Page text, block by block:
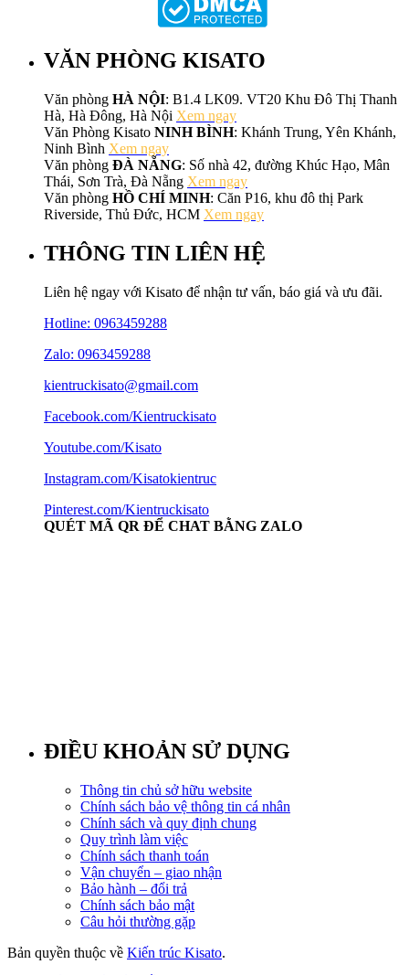
VĂN PHÒNG KISATO
Văn phòng HÀ NỘI: B1.4 LK09. VT20 Khu Đô Thị Thanh
Hà, Hà Đông, Hà Nội Xem ngay
Văn Phòng Kisato NINH BÌNH: Khánh Trung, Yên Khánh,
Ninh Bình Xem ngay
Văn phòng ĐÀ NẴNG: Số nhà 42, đường Khúc Hạo, Mân
Thái, Sơn Trà, Đà Nẵng Xem ngay
Văn phòng HỒ CHÍ MINH: Căn P16, khu đô thị Park
Riverside, Thủ Đức, HCM Xem ngay
THÔNG TIN LIÊN HỆ
Liên hệ ngay với Kisato để nhận tư vấn, báo giá và ưu đãi.
Hotline: 0963459288
Zalo: 0963459288
kientruckisato@gmail.com
Facebook.com/Kientruckisato
Youtube.com/Kisato
Instagram.com/Kisatokientruc
Pinterest.com/Kientruckisato
QUÉT MÃ QR ĐỂ CHAT BẰNG ZALO
ĐIỀU KHOẢN SỬ DỤNG
Thông tin chủ sở hữu website
Chính sách bảo vệ thông tin cá nhân
Chính sách và quy định chung
Quy trình làm việc
Chính sách thanh toán
Vận chuyển – giao nhận
Bảo hành – đổi trả
Chính sách bảo mật
Câu hỏi thường gặp
Bản quyền thuộc về Kiến trúc Kisato.